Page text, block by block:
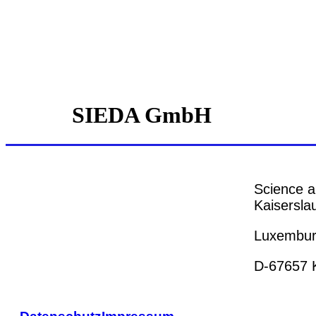
SIEDA GmbH
Science
D-67657